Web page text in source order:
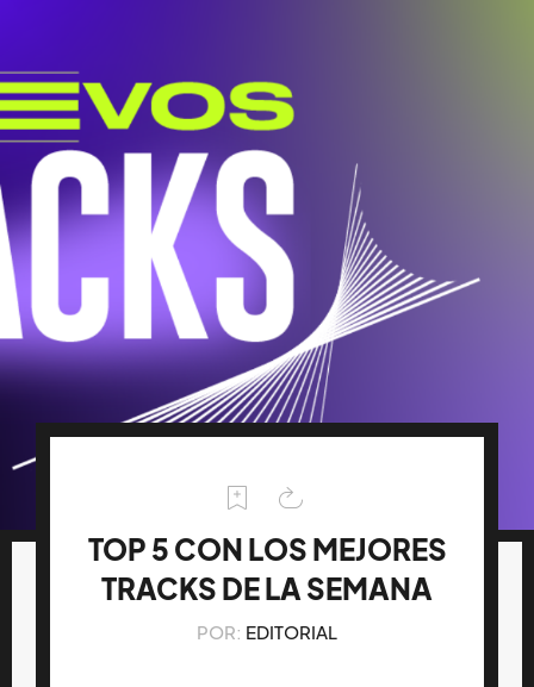
TOP 5 CON LOS MEJORES
TRACKS DE LA SEMANA
POR: EDITORIAL